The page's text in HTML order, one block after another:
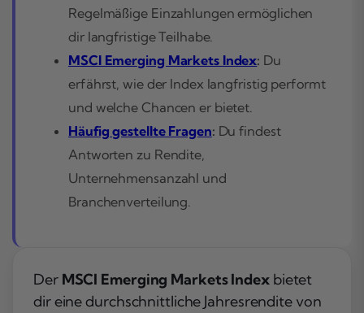
Regelmäßige Einzahlungen ermöglichen
dir langfristige Teilhabe.
MSCI Emerging Markets Index: Du
erfährst, wie der Index langfristig performt
und welche Chancen er bietet.
Häufig gestellte Fragen: Du findest
Antworten zu Rendite,
Unternehmensanzahl und
Branchenverteilung.
Der MSCI Emerging Markets Indexbietet
dir eine durchschnittliche Jahresrendite von